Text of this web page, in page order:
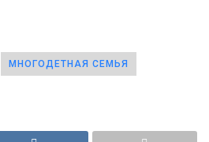
МНОГОДЕТНАЯ СЕМЬЯ